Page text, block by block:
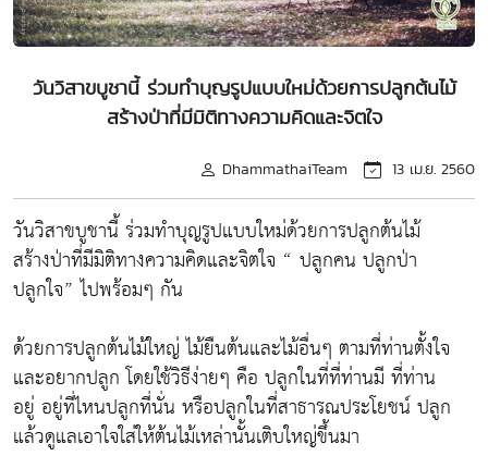
วันวิสาขบูชานี้ ร่วมทำบุญรูปแบบใหม่ด้วยการปลูกต้นไม้
สร้างป่าที่มีมิติทางความคิดและจิตใจ
DhammathaiTeam 13 เม.ย. 2560
วันวิสาขบูชานี้ ร่วมทำบุญรูปแบบใหม่ด้วยการปลูกต้นไม้
สร้างป่าที่มีมิติทางความคิดและจิตใจ “ ปลูกคน ปลูกป่า
ปลูกใจ” ไปพร้อมๆ กัน
ด้วยการปลูกต้นไม้ใหญ่ ไม้ยืนต้นและไม้อื่นๆ ตามที่ท่านตั้งใจ
และอยากปลูก โดยใช้วิธีง่ายๆ คือ ปลูกในที่ที่ท่านมี ที่ท่าน
อยู่ อยู่ที่ไหนปลูกที่นั่น หรือปลูกในที่สาธารณประโยชน์ ปลูก
แล้วดูแลเอาใจใส่ให้ต้นไม้เหล่านั้นเติบใหญ่ขึ้นมา